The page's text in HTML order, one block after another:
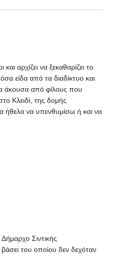
αρχίζει να ξεκαθαρίζει το
είδα από τα διαδίκτυο και
άκουσα από φίλους που
Κλειδί, της δομής
ήθελα να υπενθυμίσω ή και να
Σιντικής
του οποίου δεν δεχόταν